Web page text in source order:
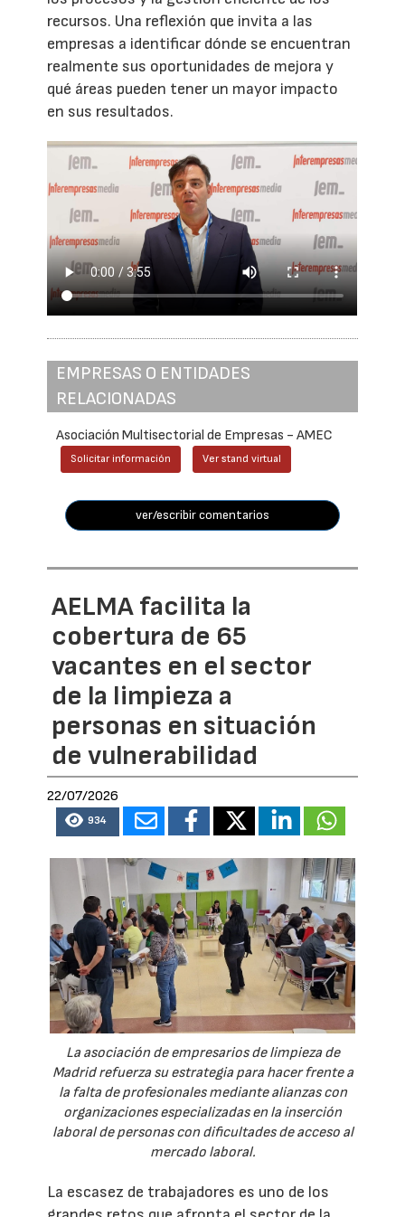
recursos. Una reflexión que invita a las
empresas a identificar dónde se encuentran
realmente sus oportunidades de mejora y
qué áreas pueden tener un mayor impacto
en sus resultados.
EMPRESAS O ENTIDADES
RELACIONADAS
Asociación Multisectorial de Empresas - AMEC
Solicitar información Ver stand virtual
ver/escribir comentarios
AELMA facilita la
cobertura de 65
vacantes en el sector
de la limpieza a
personas en situación
de vulnerabilidad
22/07/2026
934
La asociación de empresarios de limpieza de
Madrid refuerza su estrategia para hacer frente a
la falta de profesionales mediante alianzas con
organizaciones especializadas en la inserción
laboral de personas con dificultades de acceso al
mercado laboral.
La escasez de trabajadores es uno de los